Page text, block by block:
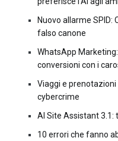
Nuovo allarme SPID:
falso canone
WhatsApp
conversioni con i
Viaggi e prenotazioni
cybercrime
AI Site Assistant 3.1:
10 errori che fanno